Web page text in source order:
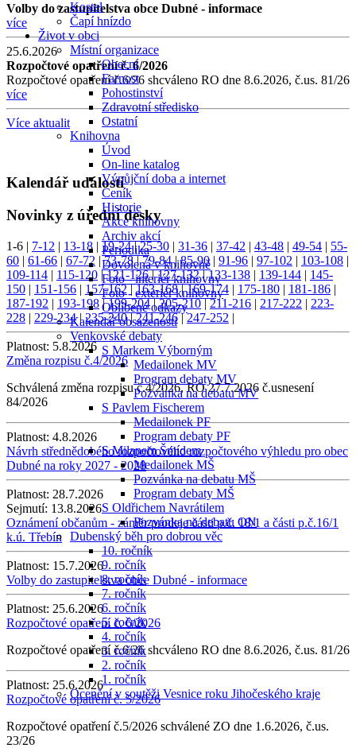
Kostel
Čapí hnízdo
Život v obci
Místní organizace
Obecní
Farnost
Pohostinství
Zdravotní středisko
Ostatní
Knihovna
Úvod
On-line katalog
Výpůjční doba a internet
Ceník
Historie
Akce knihovny
Archiv akcí
Periodika
Dovolená v knihovně
Foto - interiér knihovny
Foto - exteriér knihovny
Oblíbené odkazy
Kalendář obsazenosti
Venkovské debaty
S Markem Výborným
Medailonek MV
Program debaty MV
Pozvánka na debatu MV
S Pavlem Fischerem
Medailonek PF
Program debaty PF
S Milanem Šmídem
Medailonek MŠ
Pozvánka na debatu MŠ
Program debaty MŠ
S Oldřichem Navrátilem
Pozvánka na debatu ON
Dubenský běh pro dobrou věc
10. ročník
9. ročník
8. ročník
7. ročník
6. ročník
5. ročník
4. ročník
3. ročník
2. ročník
1. ročník
Ocenění v soutěži Vesnice roku Jihočeského kraje
Volby do zastupitelstva obce Dubné - informace
více
25.6.2026
Rozpočtové opatření č. 6/2026
Rozpočtové opatření č.6/26 shcváleno RO dne 8.6.2026, č.us. 81/26
více
Více aktualit
Kalendář událostí
Novinky z úřední desky
1-6 | 7-12 | 13-18 | 19-24|25-30 | 31-36 | 37-42 | 43-48 | 49-54 | 55-
60 | 61-66 | 67-72 |73-78|79-84|85-90| 91-96 | 97-102 | 103-108 |
109-114 | 115-120 |121-126|127-132|133-138 | 139-144 | 145-
150 | 151-156 | 157-162|163-168|169-174 | 175-180 | 181-186 |
187-192 | 193-198|199-204|205-210|211-216 | 217-222 | 223-
228 | 229-234|235-240|241-246|247-252 |
Platnost: 5.8.2026
Změna rozpisu č.4/2026
Schválená změna rozpisu č.4/2026, RO 27.7.2026 č.usnesení
84/2026
Platnost: 4.8.2026
Návrh střednědobého rozpočtového rozpočtového výhledu pro obec
Dubné na roky 2027 - 2028
Platnost: 28.7.2026
Sejmutí: 13.8.2026
Oznámení občanům - záměr prodeje části p.č. 18/1 a části p.č.16/1
k.ú. Třebín
Platnost: 15.7.2026
Volby do zastupitelstva obce Dubné - informace
Platnost: 25.6.2026
Rozpočtové opatření č. 6/2026
Rozpočtové opatření č.6/26 shcváleno RO dne 8.6.2026, č.us. 81/26
Platnost: 25.6.2026
Rozpočtové opatření č. 5/2026
Rozpočtové opatření č.5/2026 schválené ZO dne 1.6.2026, č.us.
23/26